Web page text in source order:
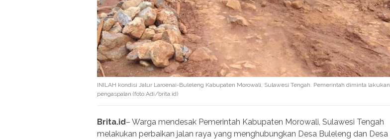
INILAH kondisi Jalur Laroenai-Buleleng Kabupaten Morowali, Sulawesi Tengah. Pemerintah diminta lakukan
pengaspalan.(foto:Adi/brita.id)
Brita.id– Warga mendesak Pemerintah Kabupaten Morowali, Sulawesi Tengah
melakukan perbaikan jalan raya yang menghubungkan Desa Buleleng dan Desa